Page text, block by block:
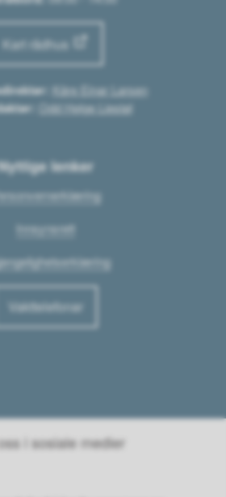
Kart rådhus
Kåre Einar Larsen
Odd Helge Liestøl
lenker
Innsynsrett
Vakttelefonar
i sosiale medier